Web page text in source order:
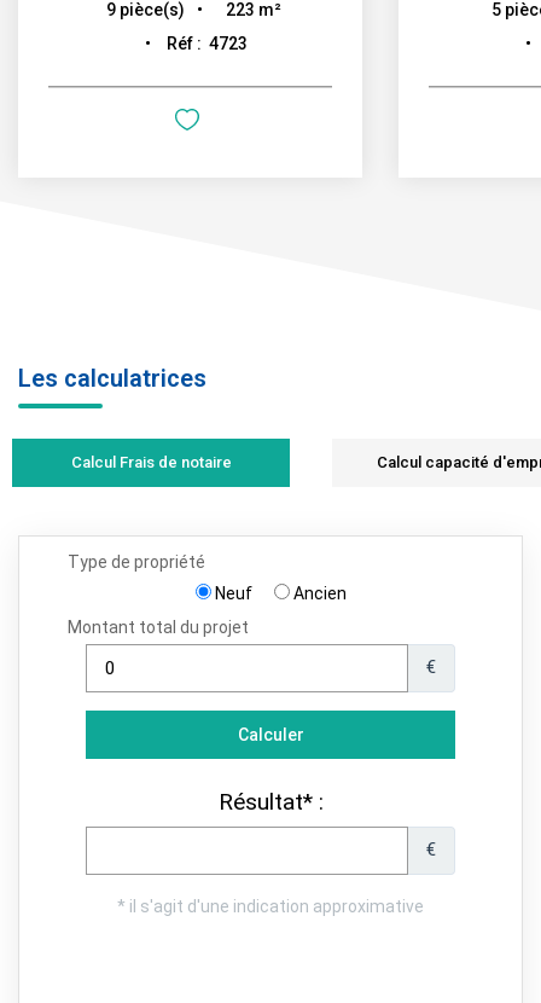
9 pièce(s) 223 m²
Réf : 4723
5
Les calculatrices
Calcul Frais de notaire Calcul capacité